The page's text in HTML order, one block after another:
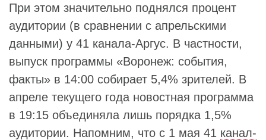
При этом значительно поднялся процент
аудитории (в сравнении с апрельскими
данными) у 41 канала-Аргус. В частности,
выпуск программы «Воронеж: события,
факты» в 14:00 собирает 5,4% зрителей. В
апреле текущего года новостная программа
в 19:15 объединяла лишь порядка 1,5%
аудитории. Напомним, что с 1 мая 41 канал-